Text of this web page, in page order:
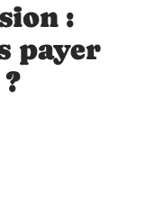
:
payer